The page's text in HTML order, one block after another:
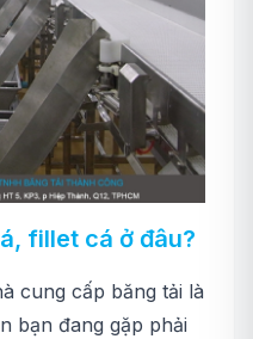
fillet cá ở đâu?
cung cấp băng tải là
bạn đang gặp phải